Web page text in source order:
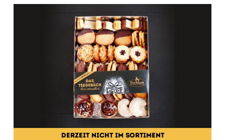
DERZEIT NICHT IM SORTIMENT